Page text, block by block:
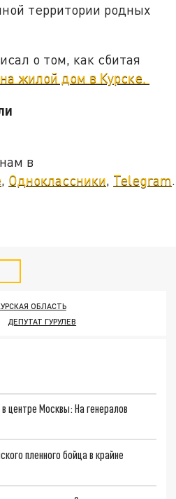
территории родных
о том, как сбитая
жилой дом в Курске.
в
, Одноклассники, Telegram.
ОБЛАСТЬ
ДЕПУТАТ ГУРУЛЕВ
центре Москвы: На генералов
пленного бойца в крайне